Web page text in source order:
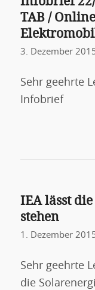
TAB /
3. Dezember
Sehr geehrte
IEA lässt
stehen
1. Dezember
Sehr geehrte
die